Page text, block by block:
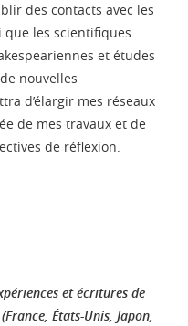
des contacts avec les
que les scientifiques
et études
nouvelles
d’élargir mes réseaux
de mes travaux et de
de réflexion.
et écritures de
États-Unis, Japon,